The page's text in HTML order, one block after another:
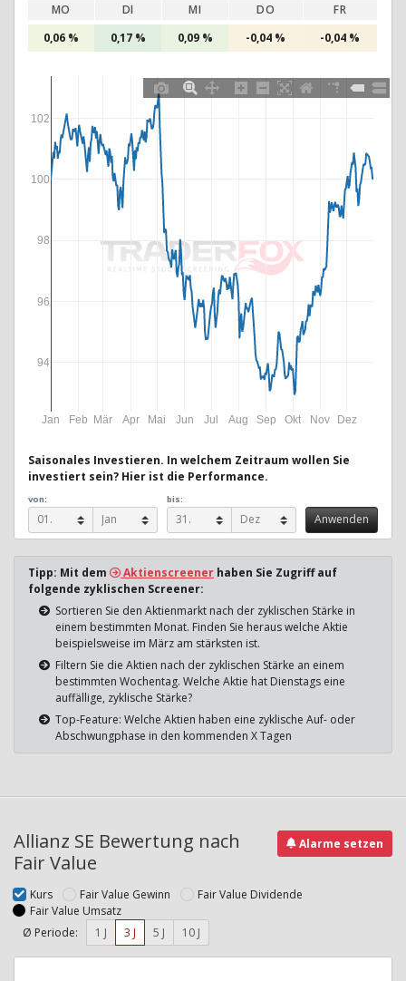
Jan Feb Mär Apr Mai Jun Jul Aug Sep Okt Nov Dez
94
96
98
100
102
MO DI MI DO
FR
0,06 %
0,17 % 0,09 % -0,04 % -0,04 %
Saisonales Investieren. In welchem Zeitraum wollen Sie
investiert sein? Hier ist die Performance.
von: bis:
Tipp: Mit dem Aktienscreener haben Sie Zugriff auf
folgende zyklischen Screener:
Sortieren Sie den Aktienmarkt nach der zyklischen Stärke in
einem bestimmten Monat. Finden Sie heraus welche Aktie
beispielsweise im März am stärksten ist.
Filtern Sie die Aktien nach der zyklischen Stärke an einem
bestimmten Wochentag. Welche Aktie hat Dienstags eine
auffällige, zyklische Stärke?
Top-Feature: Welche Aktien haben eine zyklische Auf- oder
Abschwungphase in den kommenden X Tagen
Allianz SE Bewertung nach
Fair Value
Alarme setzen
Kurs Fair Value Gewinn
Fair Value Dividende
Fair Value Umsatz
Ø Periode:
1 J 3 J 5 J 10 J